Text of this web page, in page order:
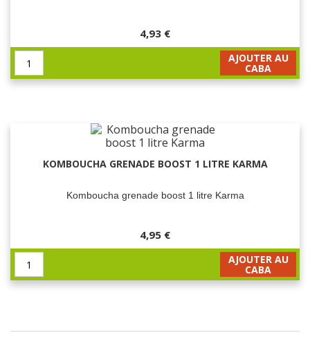
4,93 €
AJOUTER AU
CABA
KOMBOUCHA GRENADE BOOST 1 LITRE KARMA
Komboucha grenade boost 1 litre Karma
4,95 €
AJOUTER AU
CABA